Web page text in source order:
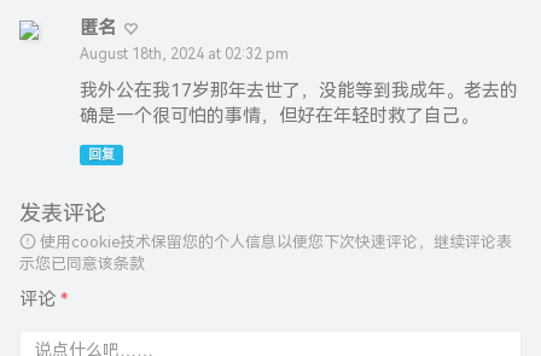
匿名
August 18th, 2024 at 02:32 pm
我外公在我17岁那年去世了，没能等到我成年。老去的
确是一个很可怕的事情，但好在年轻时救了自己。
回复
发表评论
使用cookie技术保留您的个人信息以便您下次快速评论，继续评论表
示您已同意该条款
评论 *